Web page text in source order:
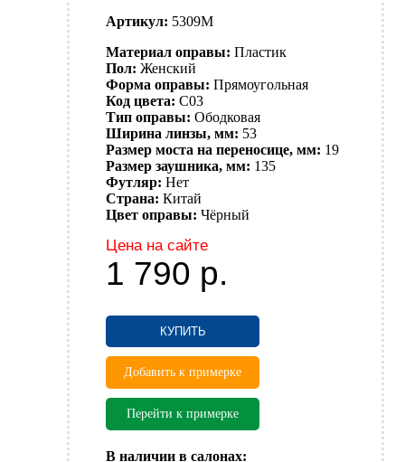
Артикул: 5309M
Материал оправы: Пластик
Пол: Женский
Форма оправы: Прямоугольная
Код цвета: C03
Тип оправы: Ободковая
Ширина линзы, мм: 53
Размер моста на переносице, мм: 19
Размер заушника, мм: 135
Футляр: Нет
Страна: Китай
Цвет оправы: Чёрный
Цена на сайте
1 790 р.
КУПИТЬ
Добавить к примерке
Перейти к примерке
В наличии в салонах: